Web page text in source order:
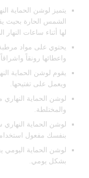
يتميز لوشن الحماية
الشمس الحارة بحيث
لها أثناء ساعات النهار
يحتوي على مواد
واعطائها رونقاً واشراقاً.
يقوم لوشن الحماية
ويعمل على تفتيحها.
لوشن الحماية النهاري
والمختلطة.
لوشن الحماية
بنفسك مفعول
لوشن الحماية
بشكل يومي.